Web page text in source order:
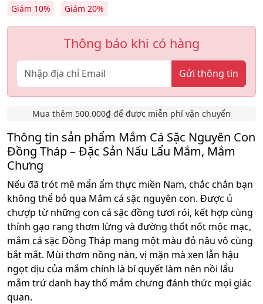
Giảm 10% Giảm 20%
Thông báo khi có hàng
Gửi thông tin
Mua thêm 500.000₫ để được miễn phí vận chuyển
Thông tin sản phẩm Mắm Cá Sặc Nguyên Con
Đồng Tháp – Đặc Sản Nấu Lẩu Mắm, Mắm
Chưng
Nếu đã trót mê mẩn ẩm thực miền Nam, chắc chắn bạn
không thể bỏ qua Mắm cá sặc nguyên con. Được ủ
chượp từ những con cá sặc đồng tươi rói, kết hợp cùng
thính gạo rang thơm lừng và đường thốt nốt mộc mạc,
mắm cá sặc Đồng Tháp mang một màu đỏ nâu vô cùng
bắt mắt. Mùi thơm nồng nàn, vị mặn mà xen lẫn hậu
ngọt dịu của mắm chính là bí quyết làm nên nồi lẩu
mắm trứ danh hay thố mắm chưng đánh thức mọi giác
quan.